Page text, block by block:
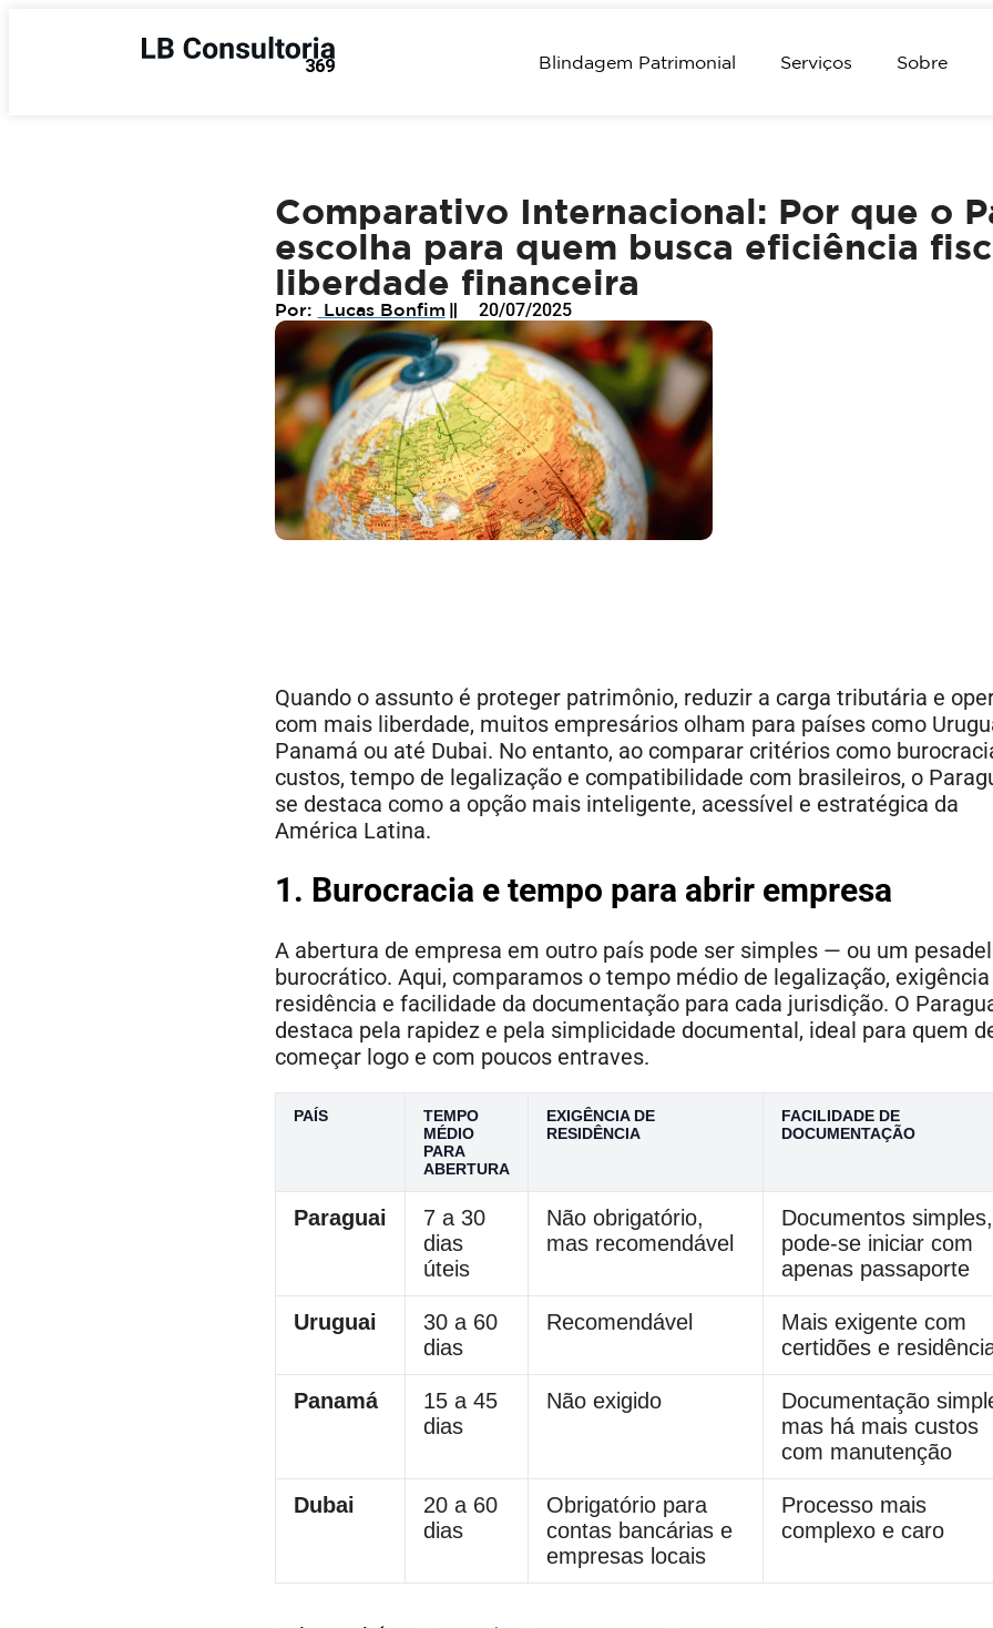
Blindagem Patrimonial Serviços Sobre
Comparativo Internacional: Por que o
escolha para quem busca eficiência
liberdade financeira
Lucas Bonfim 20/07/2025
Quando o assunto é proteger patrimônio, reduzir a carga tributária e
com mais liberdade, muitos empresários olham para países como
Panamá ou até Dubai. No entanto, ao comparar critérios como
custos, tempo de legalização e compatibilidade com brasileiros, o
se destaca como a opção mais inteligente, acessível e estratégica da
América Latina.
1. Burocracia e tempo para abrir empresa
A abertura de empresa em outro país pode ser simples — ou um
burocrático. Aqui, comparamos o tempo médio de legalização,
residência e facilidade da documentação para cada jurisdição. O
destaca pela rapidez e pela simplicidade documental, ideal para quem
começar logo e com poucos entraves.
PAÍS
TEMPO
MÉDIO
PARA
ABERTURA
EXIGÊNCIA DE
RESIDÊNCIA
FACILIDADE DE
DOCUMENTAÇÃO
Paraguai
7 a 30
dias
úteis
Não obrigatório,
mas recomendável
Documentos simples,
pode-se iniciar com
apenas passaporte
Uruguai
30 a 60
dias
Recomendável
Mais exigente com
certidões e
Panamá
15 a 45
dias
Não exigido
Documentação
mas há mais custos
com manutenção
Dubai
20 a 60
dias
Obrigatório para
contas bancárias e
empresas locais
Processo mais
complexo e caro